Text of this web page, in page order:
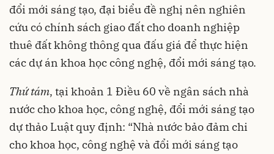
đổi mới sáng tạo, đại biểu đề nghị nên nghiên
cứu có chính sách giao đất cho doanh nghiệp
thuê đất không thông qua đấu giá để thực hiện
các dự án khoa học công nghệ, đổi mới sáng tạo.
Thứ tám, tại khoản 1 Điều 60 về ngân sách nhà
nước cho khoa học, công nghệ, đổi mới sáng tạo
dự thảo Luật quy định: “Nhà nước bảo đảm chi
cho khoa học, công nghệ và đổi mới sáng tạo